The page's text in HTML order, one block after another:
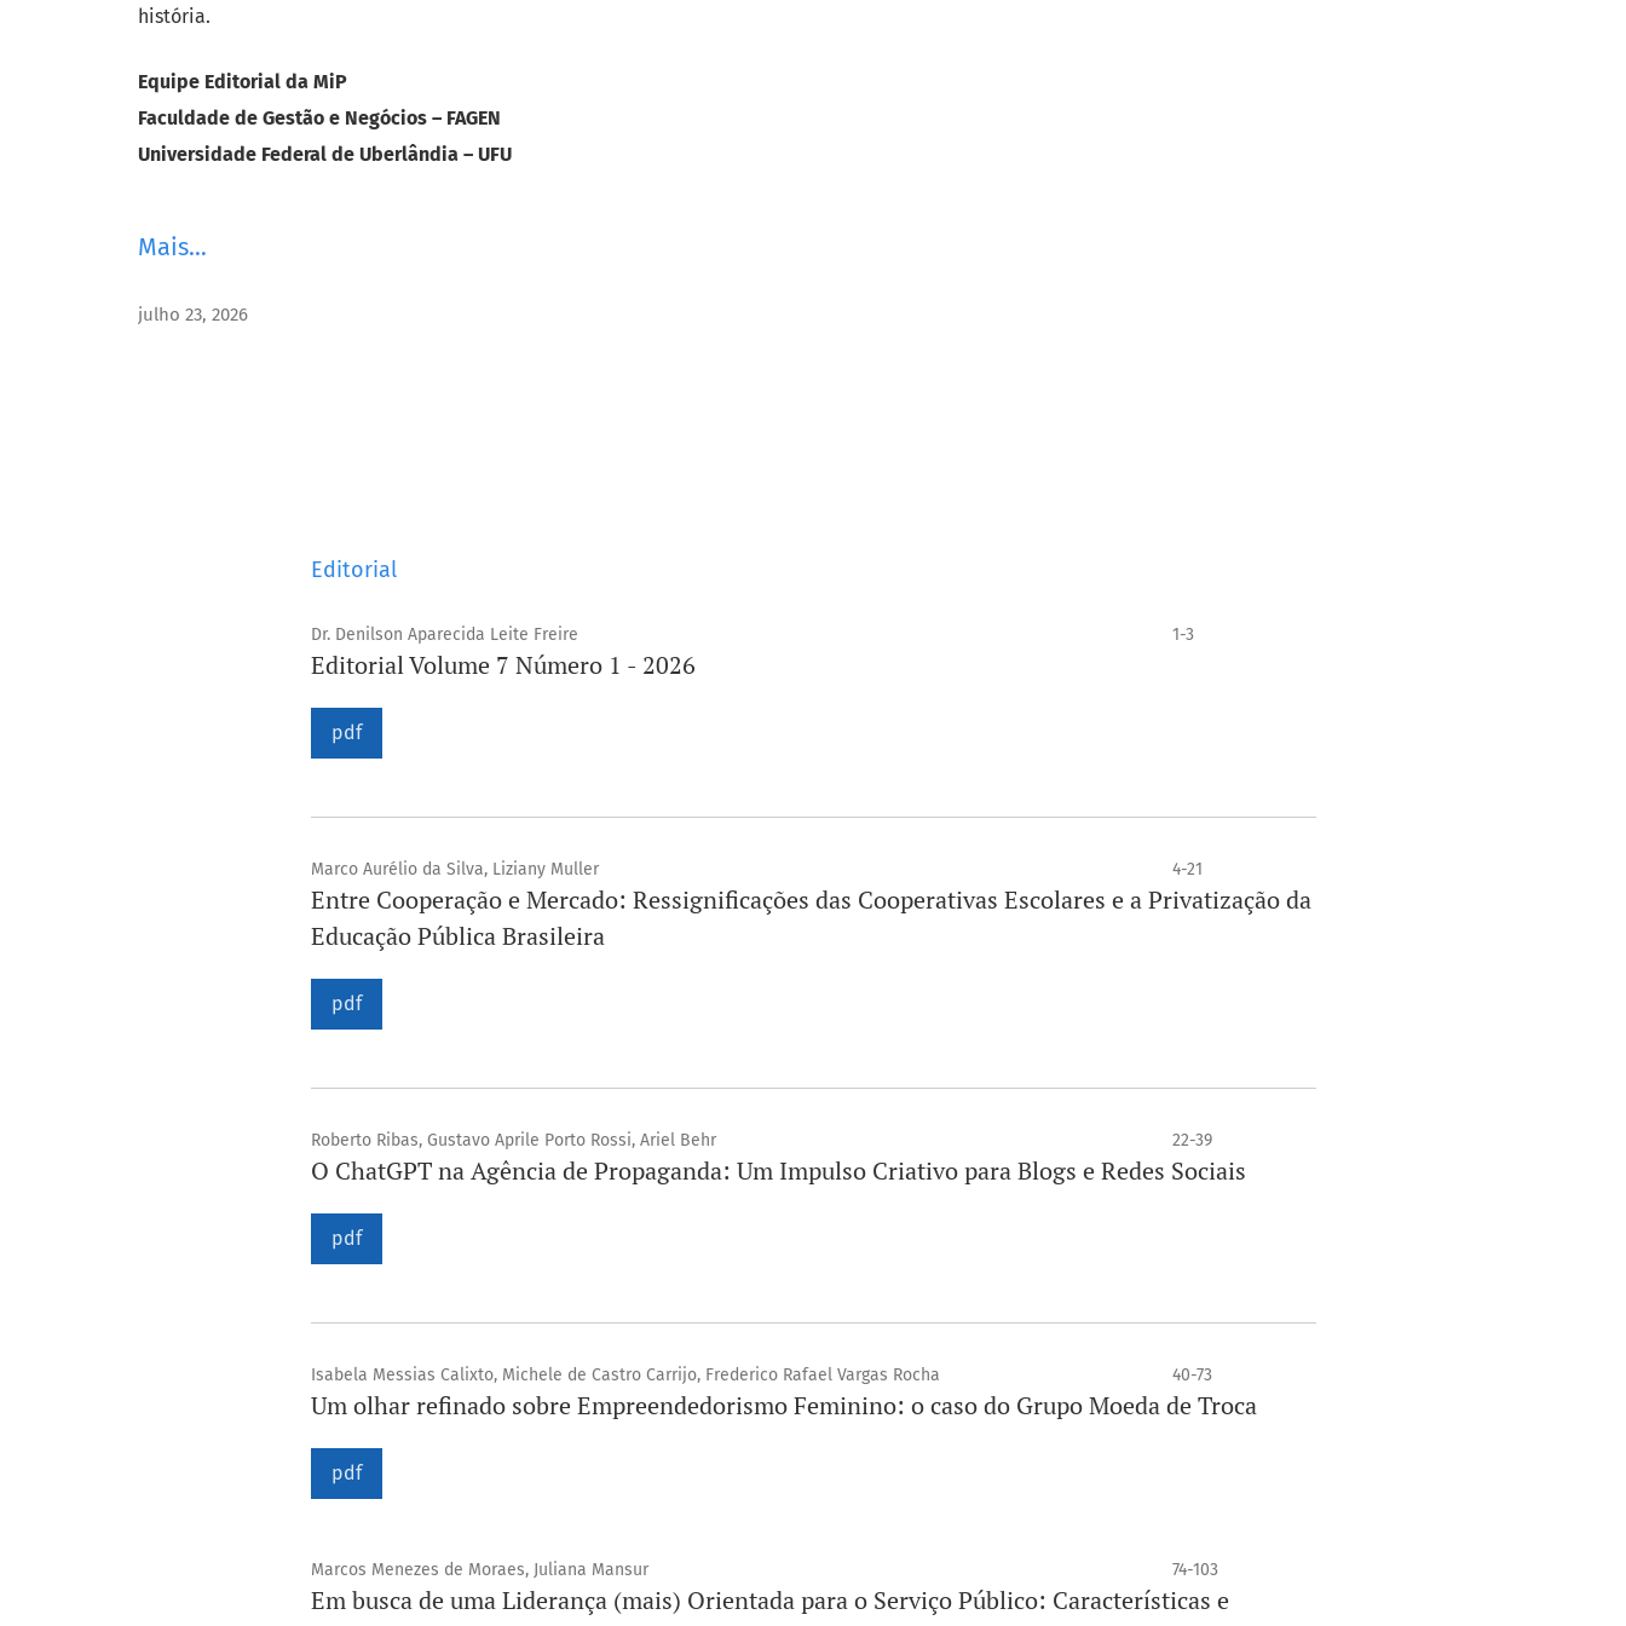
história.
Equipe Editorial da MiP
Faculdade de Gestão e Negócios – FAGEN
Universidade Federal de Uberlândia – UFU
Mais…
julho 23, 2026
Editorial
Dr. Denilson Aparecida Leite Freire 1-3
Editorial Volume 7 Número 1 - 2026
pdf
Marco Aurélio da Silva, Liziany Muller 4-21
Entre Cooperação e Mercado: Ressignificações das Cooperativas Escolares e a Privatização da
Educação Pública Brasileira
pdf
Roberto Ribas, Gustavo Aprile Porto Rossi, Ariel Behr 22-39
O ChatGPT na Agência de Propaganda: Um Impulso Criativo para Blogs e Redes Sociais
pdf
Isabela Messias Calixto, Michele de Castro Carrijo, Frederico Rafael Vargas Rocha 40-73
Um olhar refinado sobre Empreendedorismo Feminino: o caso do Grupo Moeda de Troca
pdf
Marcos Menezes de Moraes, Juliana Mansur 74-103
Em busca de uma Liderança (mais) Orientada para o Serviço Público: Características e